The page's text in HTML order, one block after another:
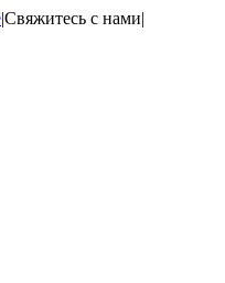
|Свяжитесь с нами|